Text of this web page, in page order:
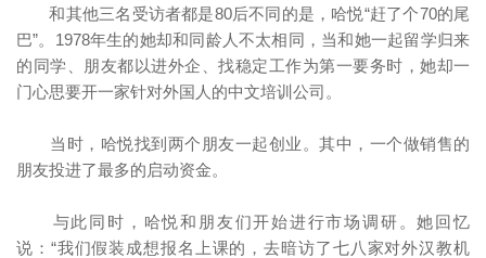
和其他三名受访者都是80后不同的是，哈悦“赶了个70的尾
巴”。1978年生的她却和同龄人不太相同，当和她一起留学归来
的同学、朋友都以进外企、找稳定工作为第一要务时，她却一
门心思要开一家针对外国人的中文培训公司。
当时，哈悦找到两个朋友一起创业。其中，一个做销售的
朋友投进了最多的启动资金。
与此同时，哈悦和朋友们开始进行市场调研。她回忆
说：“我们假装成想报名上课的，去暗访了七八家对外汉教机